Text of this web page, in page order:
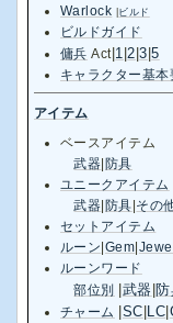
Warlock ビルド
ビルドガイド
傭兵 Act| 1 |2 |3 |5
キャラクター基本
アイテム
ベースアイテム
武器 防具
ユニークアイテム
武器 防具 その
セットアイテム
ルーン Gem Jewel
ルーンワード
部位別
武器
チャーム SC LC